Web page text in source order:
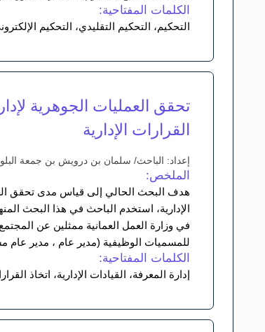
الكلمات المفتاحية:
التحكيم، التحكيم التقليدي، التحكيم
تحقق العمليات الجوهرية
القرارات الإدارية
إعداد: الباحث/ سلمان بن درويش بن جمعة
الملخص:
هدف البحث الحالي إلى قياس مدى تحقق
الإدارية، استخدم الباحث في هذا البحث
للمسميات الوظيفية (مدير عام ، مدير عام
الكلمات المفتاحية:
إدارة المعرفة، القيادات الإدارية، اتخاذ